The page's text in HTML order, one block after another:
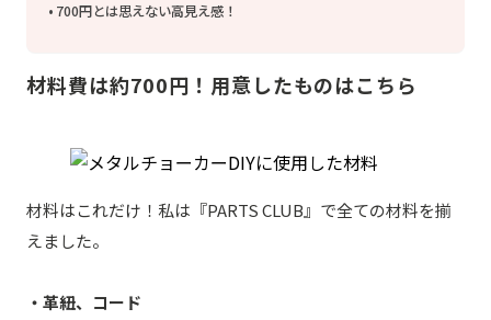
700円とは思えない高見え感！
材料費は約700円！用意したものはこちら
材料はこれだけ！私は『PARTS CLUB』で全ての材料を揃
えました。
・革紐、コード